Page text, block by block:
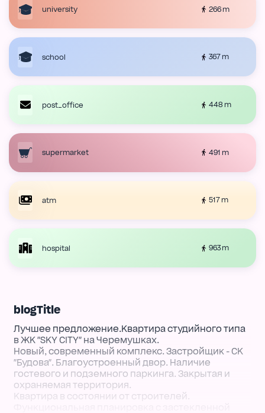
university 266 m
school 367 m
post_office 448 m
supermarket 491 m
atm 517 m
hospital 963 m
blogTitle
Лучшее предложение.Квартира студийного типа
в ЖК "SKY CITY" на Черемушках.
Новый, современный комплекс. Застройщик - СК
"Будова". Благоустроенный двор. Наличие
гостевого и подземного паркинга. Закрытая и
охраняемая территория.
Квартира в состоянии от строителей.